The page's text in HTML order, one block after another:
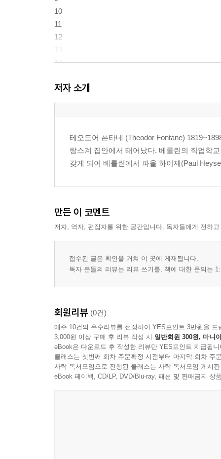
10
11
12
14
16
17
저자 소개
테오도어 폰타네 (Theodor Fontane)
랑스계 집안에서 태어났다. 베를린의 직업학
갖게 되어 베를린에서 파울 하이제(Paul
만든 이 코멘트
저자, 역자, 편집자를 위한 공간입니다. 독자들에게 전하
접수된 글은 확인을 거쳐 이 곳에 게재됩니다.
독자 분들의 리뷰는 리뷰 쓰기를, 책에 대한 문의는
회원리뷰 (0건)
매주 10건의 우수리뷰를 선정하여 YES포인트 3만원을 드
3,000원 이상 구매 후 리뷰 작성 시 일반회원 300원, 마니
eBook은 다운로드 후 작성한 리뷰만 YES포인트 지급됩니
클래스는 첫번째 회차 주문확정 시점부터 마지막 회차 주
사락 독서모임으로 진행된 클래스는 사락 독서모임 게시
eBook 페이백, CD/LP, DVD/Blu-ray, 패션 및 판매금지 상